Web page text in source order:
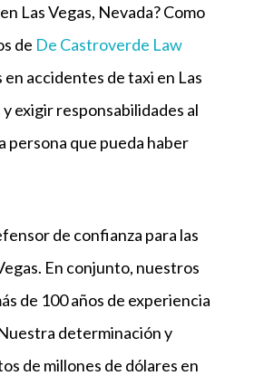
Las Vegas, Nevada? Como
de De Castroverde Law
accidentes de taxi en Las
exigir responsabilidades al
persona que pueda haber
de confianza para las
En conjunto, nuestros
de 100 años de experiencia
determinación y
de millones de dólares en